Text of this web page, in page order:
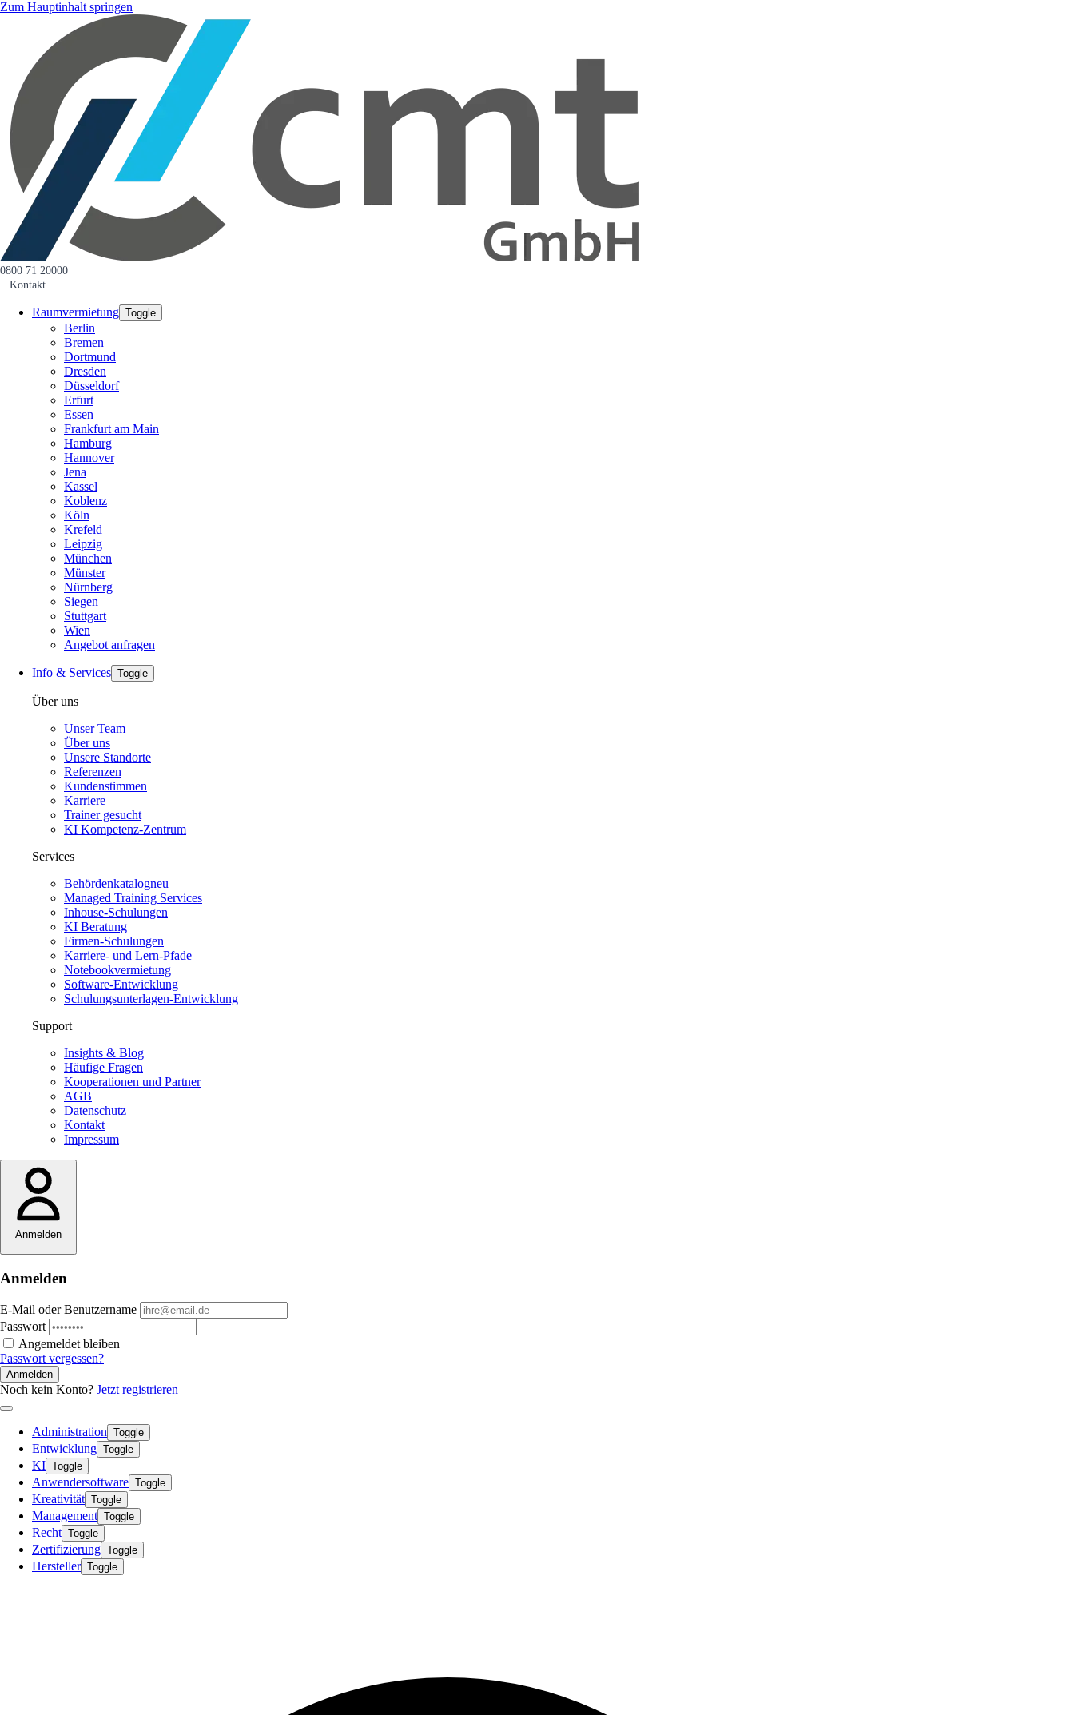
Zum Hauptinhalt springen
0800 71 20000
Kontakt
Raumvermietung Toggle
Berlin
Bremen
Dortmund
Dresden
Düsseldorf
Erfurt
Essen
Frankfurt am Main
Hamburg
Hannover
Jena
Kassel
Koblenz
Köln
Krefeld
Leipzig
München
Münster
Nürnberg
Siegen
Stuttgart
Wien
Angebot anfragen
Info & Services Toggle
Über uns
Unser Team
Über uns
Unsere Standorte
Referenzen
Kundenstimmen
Karriere
Trainer gesucht
KI Kompetenz-Zentrum
Services
Behördenkatalogneu
Managed Training Services
Inhouse-Schulungen
KI Beratung
Firmen-Schulungen
Karriere- und Lern-Pfade
Notebookvermietung
Software-Entwicklung
Schulungsunterlagen-Entwicklung
Support
Insights & Blog
Häufige Fragen
Kooperationen und Partner
AGB
Datenschutz
Kontakt
Impressum
Anmelden
Anmelden
E-Mail oder Benutzername
Passwort
Angemeldet bleiben
Passwort vergessen?
Anmelden
Noch kein Konto? Jetzt registrieren
Administration Toggle
Entwicklung Toggle
KI Toggle
Anwendersoftware Toggle
Kreativität Toggle
Management Toggle
Recht Toggle
Zertifizierung Toggle
Hersteller Toggle